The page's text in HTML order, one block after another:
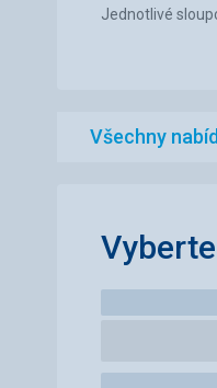
Jednotlivé
Všechny